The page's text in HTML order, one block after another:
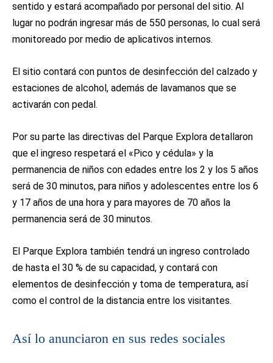
sentido y estará acompañado por personal del sitio. Al
lugar no podrán ingresar más de 550 personas, lo cual será
monitoreado por medio de aplicativos internos.
El sitio contará con puntos de desinfección del calzado y
estaciones de alcohol, además de lavamanos que se
activarán con pedal.
Por su parte las directivas del Parque Explora detallaron
que el ingreso respetará el «Pico y cédula» y la
permanencia de niños con edades entre los 2 y los 5 años
será de 30 minutos, para niños y adolescentes entre los 6
y 17 años de una hora y para mayores de 70 años la
permanencia será de 30 minutos.
El Parque Explora también tendrá un ingreso controlado
de hasta el 30 % de su capacidad, y contará con
elementos de desinfección y toma de temperatura, así
como el control de la distancia entre los visitantes.
Así lo anunciaron en sus redes sociales